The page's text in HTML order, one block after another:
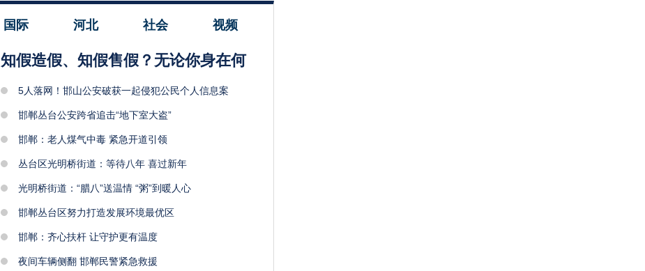
国际 河北 社会 视频
知假造假、知假售假？无论你身在何
5人落网！邯山公安破获一起侵犯公民个人信息案
邯郸丛台公安跨省追击“地下室大盗”
邯郸：老人煤气中毒 紧急开道引领
丛台区光明桥街道：等待八年 喜过新年
光明桥街道：“腊八”送温情 “粥”到暖人心
邯郸丛台区努力打造发展环境最优区
邯郸：齐心扶杆 让守护更有温度
夜间车辆侧翻 邯郸民警紧急救援